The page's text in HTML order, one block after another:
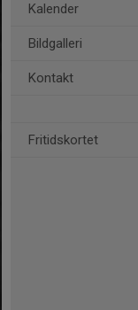
Kalender
Bildgalleri
Kontakt
Fritidskortet